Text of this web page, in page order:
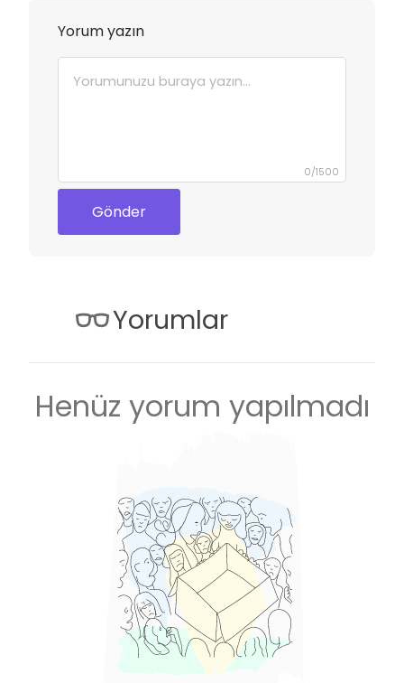
Yorum yazın
0/1500
Gönder
Yorumlar
Henüz yorum yapılmadı